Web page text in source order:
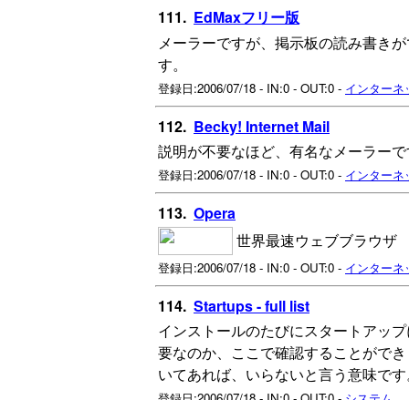
111. EdMaxフリー版
メーラーですが、掲示板の読み書き
す。
登録日:2006/07/18 - IN:0 - OUT:0 - インターネ
112. Becky! Internet Mail
説明が不要なほど、有名なメーラー
登録日:2006/07/18 - IN:0 - OUT:0 - インターネ
113. Opera
世界最速ウェブブラウザ
登録日:2006/07/18 - IN:0 - OUT:0 - インターネ
114. Startups - full list
インストールのたびにスタートアッ
要なのか、ここで確認することがで
いてあれば、いらないと言う意味で